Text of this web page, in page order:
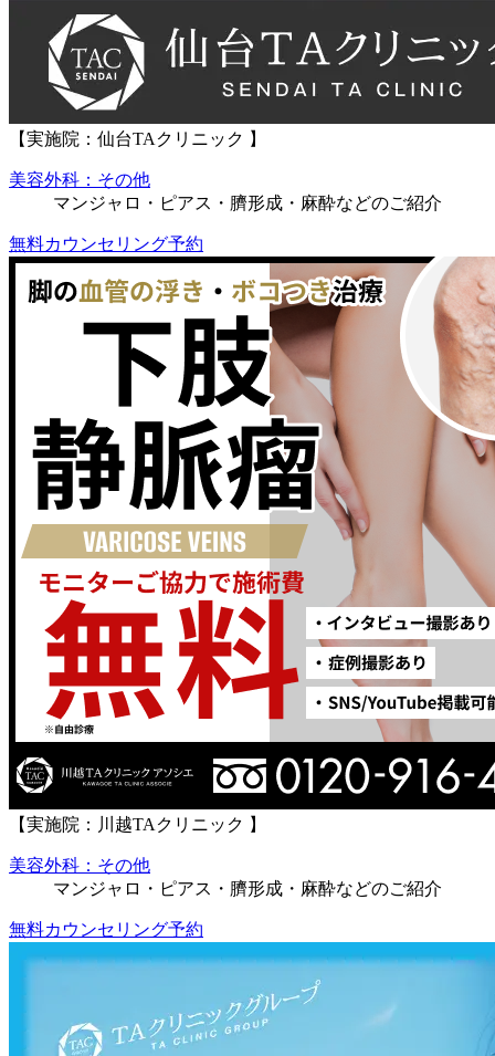
【実施院：仙台TAクリニック 】
美容外科：その他
マンジャロ・ピアス・臍形成・麻酔などのご紹介
無料カウンセリング予約
【実施院：川越TAクリニック 】
美容外科：その他
マンジャロ・ピアス・臍形成・麻酔などのご紹介
無料カウンセリング予約